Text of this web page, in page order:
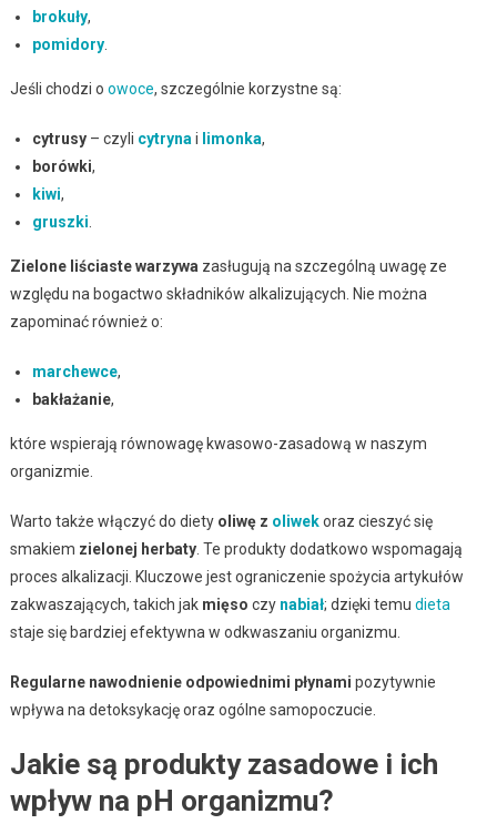
brokuły,
pomidory.
Jeśli chodzi o owoce, szczególnie korzystne są:
cytrusy– czyli cytrynai limonka,
borówki,
kiwi,
gruszki.
Zielone liściaste warzywazasługują na szczególną uwagę ze
względu na bogactwo składników alkalizujących. Nie można
zapominać również o:
marchewce,
bakłażanie,
które wspierają równowagę kwasowo-zasadową w naszym
organizmie.
Warto także włączyć do diety oliwę z oliwekoraz cieszyć się
smakiem zielonej herbaty. Te produkty dodatkowo wspomagają
proces alkalizacji. Kluczowe jest ograniczenie spożycia artykułów
zakwaszających, takich jak mięso czy nabiał; dzięki temu dieta
staje się bardziej efektywna w odkwaszaniu organizmu.
Regularne nawodnienie odpowiednimi płynami pozytywnie
wpływa na detoksykację oraz ogólne samopoczucie.
Jakie są produkty zasadowe i ich
wpływ na pH organizmu?